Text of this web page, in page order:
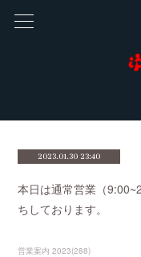
2023.01.30 23:40
本日は通常営業（
ちしております。
営業案内 2023(288)